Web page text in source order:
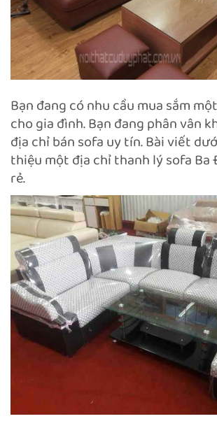
Bạn đang có nhu cầu mua sắm
cho gia đình. Bạn đang phân vân
địa chỉ bán sofa uy tín. Bài viết
thiệu một địa chỉ thanh lý sofa
rẻ.